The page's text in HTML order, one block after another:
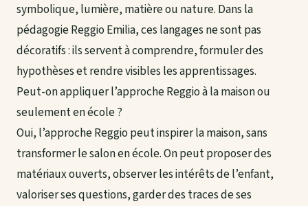
symbolique, lumière, matière ou nature. Dans la
pédagogie Reggio Emilia, ces langages ne sont pas
décoratifs : ils servent à comprendre, formuler des
hypothèses et rendre visibles les apprentissages.
Peut-on appliquer l’approche Reggio à la maison ou
seulement en école ?
Oui, l’approche Reggio peut inspirer la maison, sans
transformer le salon en école. On peut proposer des
matériaux ouverts, observer les intérêts de l’enfant,
valoriser ses questions, garder des traces de ses